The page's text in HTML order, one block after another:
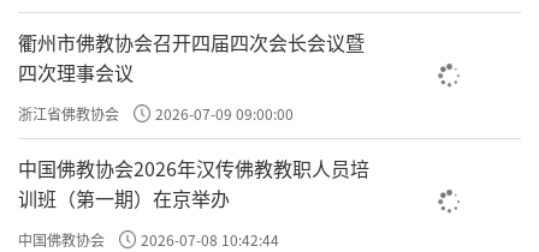
协会在通辽市统战之家召开"学法规、守戒律、重修
为、树形象"教育活动学习交流会。两市佛教协会相关
负责人出席，围绕教育活动开展深入交流。会上，通
辽市佛教协会副会长释昌永致欢迎词，介绍了通辽市
佛教协会建设及工作成效；晋城市佛教协会秘书长和
晋蓉分享了晋城市佛教协会发展现状。通辽市佛教协
衢州市佛教协会召开四届四次会长会议暨
四次理事会议
浙江省佛教协会 2026-07-09 09:00:00
中国佛教协会2026年汉传佛教教职人员培
训班（第一期）在京举办
中国佛教协会 2026-07-08 10:42:44